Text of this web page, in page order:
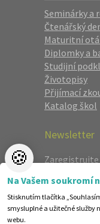
Seminárky a
Čtenářský
Maturitní
Diplomky a
Studijní
Životopisy
Přijímací
Katalog škol
Newsletter
Zaregistrujte
🍪
Na Vašem soukromí
Stisknutím tlačítka
smysluplné a užitečné služby
webu.